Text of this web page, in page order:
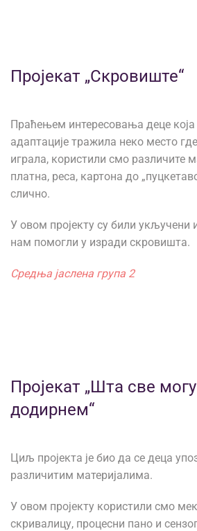
Пројекат „Скровиште“
Праћењем интересовања деце која
адаптације тражила неко место
играла, користили смо различите
платна, реса, картона до
слично.
У овом пројекту су били укључени
нам помогли у изради скровишта.
Средња јаслена група 2
Пројекат „Шта све
додирнем“
Циљ пројекта је био да се деца
различитим материјалима.
У овом пројекту користили смо
скривалицу, процесни пано и